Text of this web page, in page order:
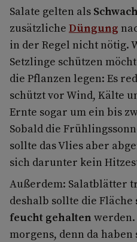
Salate gelten als
zusätzliche Düngung
in der Regel nicht nötig.
Setzlinge schützen
die Pflanzen legen: Es
schützt vor Wind, Kälte
Ernte sogar um ein bis
Sobald die
sollte das Vlies aber
sich darunter kein
Außerdem: Salatblätter
deshalb sollte die Fläche
feucht gehalten
morgens, denn da